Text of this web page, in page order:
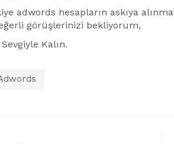
adwords hesapların askıya
görüşlerinizi bekliyorum,
Kalın.